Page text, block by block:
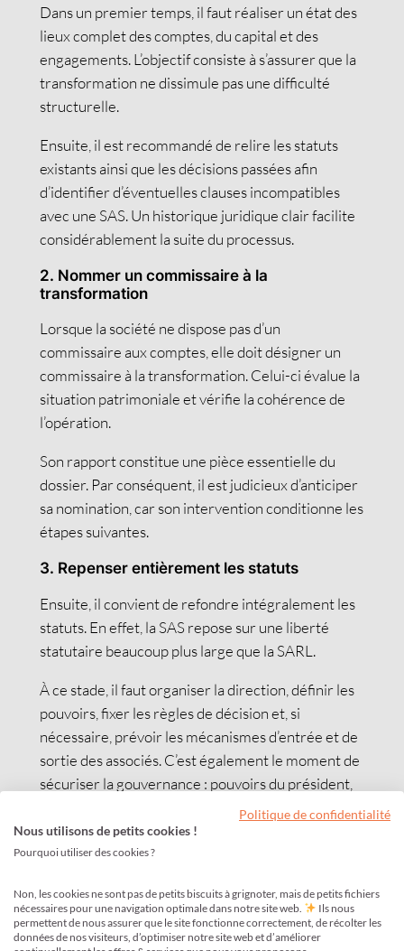
Dans un premier temps, il faut réaliser un état des
lieux complet des comptes, du capital et des
engagements. L’objectif consiste à s’assurer que la
transformation ne dissimule pas une difficulté
structurelle.
Ensuite, il est recommandé de relire les statuts
existants ainsi que les décisions passées afin
d’identifier d’éventuelles clauses incompatibles
avec une SAS. Un historique juridique clair facilite
considérablement la suite du processus.
2. Nommer un commissaire à la
transformation
Lorsque la société ne dispose pas d’un
commissaire aux comptes, elle doit désigner un
commissaire à la transformation. Celui-ci évalue la
situation patrimoniale et vérifie la cohérence de
l’opération.
Son rapport constitue une pièce essentielle du
dossier. Par conséquent, il est judicieux d’anticiper
sa nomination, car son intervention conditionne les
étapes suivantes.
3. Repenser entièrement les statuts
Ensuite, il convient de refondre intégralement les
statuts. En effet, la SAS repose sur une liberté
statutaire beaucoup plus large que la SARL.
À ce stade, il faut organiser la direction, définir les
pouvoirs, fixer les règles de décision et, si
nécessaire, prévoir les mécanismes d’entrée et de
sortie des associés. C’est également le moment de
sécuriser la gouvernance : pouvoirs du président,
clauses d’agrément, de préemption, majorités
renforcées ou modalités de prise de décision.
un simple changement de forme juridique : elle
implique une véritable refonte organisationnelle.
Politique de confidentialité
Nous utilisons de petits cookies !
Pourquoi utiliser des cookies ?
Non, les cookies ne sont pas de petits biscuits à grignoter, mais de petits fichiers
nécessaires pour une navigation optimale dans notre site web.
Ils nous
permettent de nous assurer que le site fonctionne correctement, de récolter les
données de nos visiteurs, d’optimiser notre site web et d’améliorer